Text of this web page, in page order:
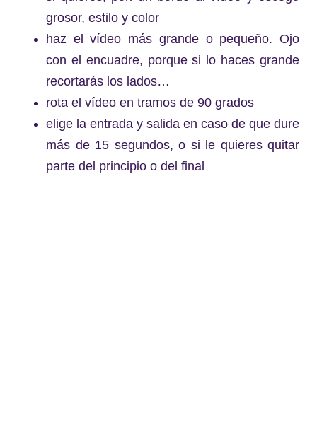
grosor, estilo y color
haz el vídeo más grande o pequeño. Ojo
con el encuadre, porque si lo haces grande
recortarás los lados…
rota el vídeo en tramos de 90 grados
elige la entrada y salida en caso de que dure
más de 15 segundos, o si le quieres quitar
parte del principio o del final